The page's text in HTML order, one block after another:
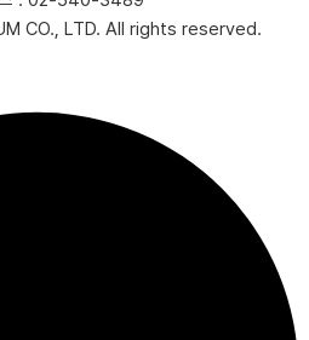
CO., LTD. All rights reserved.